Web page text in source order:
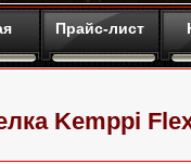
Прайс-лист
Kemppi